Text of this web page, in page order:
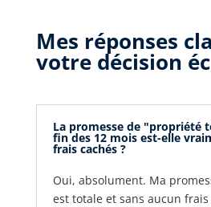
Mes réponses
votre décision
La promesse de "propriété
fin des 12 mois est-elle
frais cachés ?
Oui, absolument. Ma
est totale et sans aucun frais